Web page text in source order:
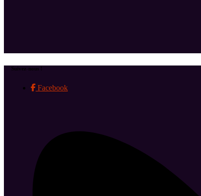
Suivez-nous !
Facebook